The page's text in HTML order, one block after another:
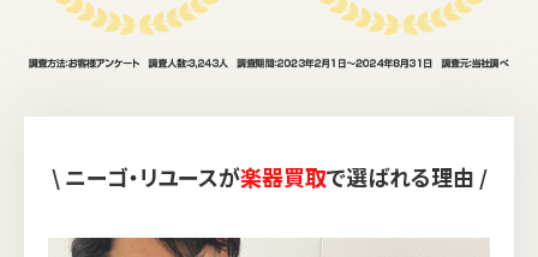
\ ニーゴ・リユースが楽器買取で選ばれる理由 /